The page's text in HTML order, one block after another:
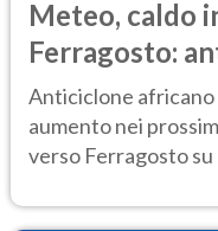
Meteo, caldo
Ferragosto:
ancora
Anticiclone
aumento nei
verso Ferragosto